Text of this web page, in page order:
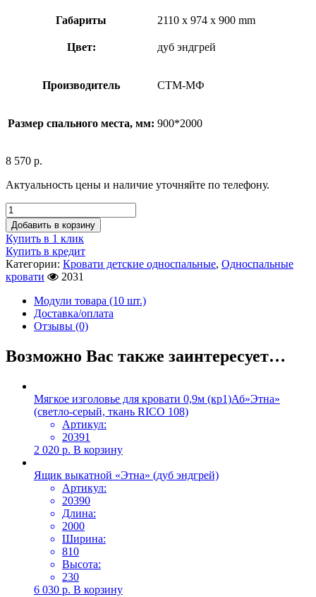
Габариты 2110 x 974 x 900 mm
Цвет: дуб эндгрей
Производитель СТМ-МФ
Размер спального места, мм: 900*2000
8 570 р.
Актуальность цены и наличие уточняйте по телефону.
Добавить в корзину
Купить в 1 клик
Купить в кредит
Категории: Кровати детские односпальные, Односпальные
кровати
2031
Модули товара (10 шт.)
Доставка/оплата
Отзывы (0)
Возможно Вас также заинтересует…
Мягкое изголовье для кровати 0,9м (кр1)Аб»Этна»
(светло-серый, ткань RICO 108)
Артикул:
20391
2 020 р. В корзину
Ящик выкатной «Этна» (дуб эндгрей)
Артикул:
20390
Длина:
2000
Ширина:
810
Высота:
230
6 030 р. В корзину